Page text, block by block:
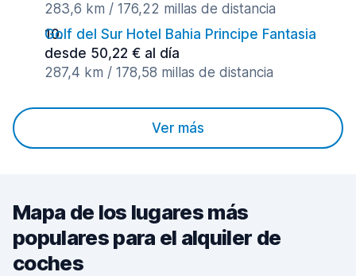
283,6 km / 176,22 millas de distancia
Golf del Sur Hotel Bahia Principe Fantasia
desde 50,22 € al día
287,4 km / 178,58 millas de distancia
Ver más
Mapa de los lugares más
populares para el alquiler de
coches